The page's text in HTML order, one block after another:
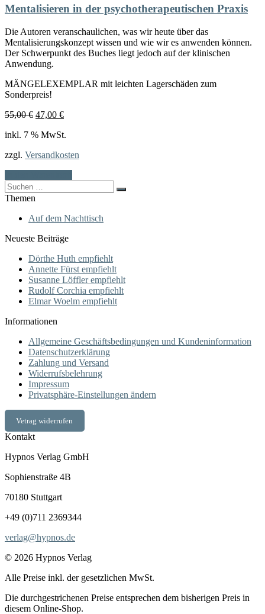
Mentalisieren in der psychotherapeutischen Praxis
Die Autoren veranschaulichen, was wir heute über das
Mentalisierungskonzept wissen und wie wir es anwenden können.
Der Schwerpunkt des Buches liegt jedoch auf der klinischen
Anwendung.
MÄNGELEXEMPLAR mit leichten Lagerschäden zum
Sonderpreis!
55,00€ Ursprünglicher
war:
47,00 €Aktueller
ist:
inkl. 7 % MwSt.
zzgl. Versandkosten
Search
for:
Themen
Auf dem Nachttisch
Neueste Beiträge
Dörthe Huth empfiehlt
Annette Fürst empfiehlt
Susanne Löffler empfiehlt
Rudolf Corchia empfiehlt
Elmar Woelm empfiehlt
Informationen
Allgemeine Geschäftsbedingungen und Kundeninformation
Datenschutzerklärung
Zahlung und Versand
Widerrufsbelehrung
Impressum
Privatsphäre-Einstellungen ändern
Vetrag widerrufen
Kontakt
Hypnos Verlag GmbH
Sophienstraße 4B
70180 Stuttgart
+49 (0)711 2369344
verlag@hypnos.de
© 2026 Hypnos Verlag
Alle Preise inkl. der gesetzlichen MwSt.
Die durchgestrichenen Preise entsprechen dem bisherigen Preis in
diesem Online-Shop.